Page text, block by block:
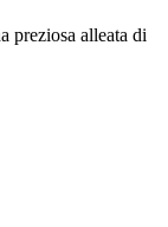
preziosa alleata di